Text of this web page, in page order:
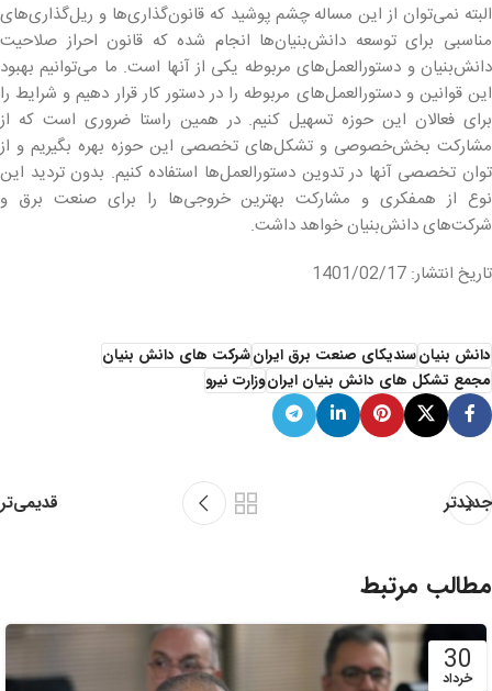
البته نمی‌توان از این مساله چشم پوشید که قانون‌گذاری‌ها و ریل‌گذاری‌های
مناسبی برای توسعه دانش‌بنیان‌ها انجام شده که قانون احراز صلاحیت
دانش‌بنیان و دستورالعمل‌های مربوطه یکی از آنها است. ما می‌توانیم بهبود
این قوانین و دستورالعمل‌های مربوطه را در دستور کار قرار دهیم و شرایط را
برای فعالان این حوزه تسهیل کنیم. در همین راستا ضروری است که از
مشارکت بخش‌خصوصی و تشکل‌های تخصصی این حوزه بهره بگیریم و از
توان تخصصی آنها در تدوین دستورالعمل‌ها استفاده کنیم. بدون تردید این
نوع از همفکری و مشارکت بهترین خروجی‌ها را برای صنعت برق و
شرکت‌های دانش‌بنیان خواهد داشت.
تاریخ انتشار: 1401/02/17
دانش بنیانسندیکای صنعت برق ایرانشرکت های دانش بنیان
مجمع تشکل های دانش بنیان ایرانوزارت نیرو
جدیدتر قدیمی‌تر
مطالب مرتبط
30
خرداد